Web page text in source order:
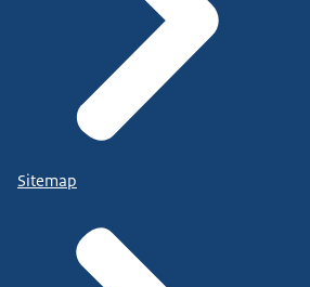
Sitemap